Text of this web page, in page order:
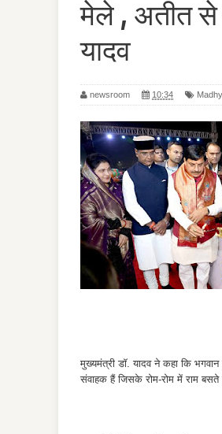
मेले , अतीत से
यादव
newsroom 10:34
मुख्यमंत्री डॉ. यादव ने कहा कि
संवाहक हैं जिसके रोम-रोम में राम